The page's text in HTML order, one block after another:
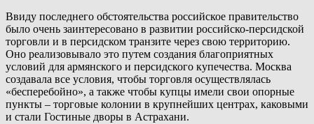
Ввиду последнего обстоятельства российское правительство
было очень заинтересовано в развитии российско-персидской
торговли и в персидском транзите через свою территорию.
Оно реализовывало это путем создания благоприятных
условий для армянского и персидского купечества. Москва
создавала все условия, чтобы торговля осуществлялась
«бесперебойно», а также чтобы купцы имели свои опорные
пункты – торговые колонии в крупнейших центрах, каковыми
и стали Гостиные дворы в Астрахани.